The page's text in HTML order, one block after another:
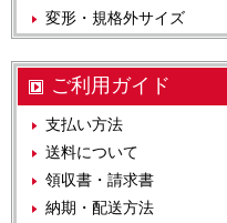
変形・規格外サイズ
ご利用ガイド
支払い方法
送料について
領収書・請求書
納期・配送方法